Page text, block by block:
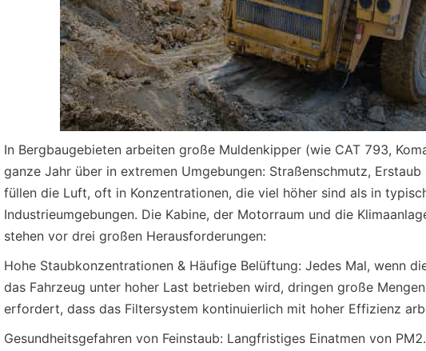
In Bergbaugebieten arbeiten große Muldenkipper (wie CAT 793,
ganze Jahr über in extremen Umgebungen: Straßenschmutz,
füllen die Luft, oft in Konzentrationen, die viel höher sind als in
Industrieumgebungen. Die Kabine, der Motorraum und die
stehen vor drei großen Herausforderungen:
Hohe Staubkonzentrationen & Häufige Belüftung: Jedes Mal, wenn
das Fahrzeug unter hoher Last betrieben wird, dringen große
erfordert, dass das Filtersystem kontinuierlich mit hoher Effizienz
Gesundheitsgefahren von Feinstaub: Langfristiges Einatmen von